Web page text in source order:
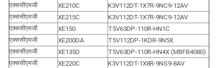
एक्ससीएमजी
XE210C
K3V112DT-1X7R-9NC9-12AV
एक्ससीएमजी
XE215C
K3V112DT-1X7R-9NC9-12AV
एक्ससीएमजी
XE150
T5V63DP-110R-HN1C
एक्ससीएमजी
XE200DA
T5V112DP-1KDR-9N5X
एक्ससीएमजी
XE135D
T5V63DP-110R-HN4X (MBFB4080)
एक्ससीएमजी
XE220C
K3V112DT-1X8R-9NS9-8AV